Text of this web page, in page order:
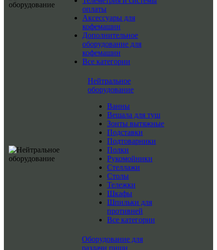
оплаты
Аксессуары для
кофемашин
Дополнительное
оборудование для
кофемашин
Все категории
Нейтральное
оборудование
Ванны
Вешала для туш
Зонты вытяжные
Подставки
Подтоварники
Полки
Рукомойники
Стеллажи
Столы
Тележки
Шкафы
Шпильки для
противней
Все категории
Оборудование для
раздачи пищи